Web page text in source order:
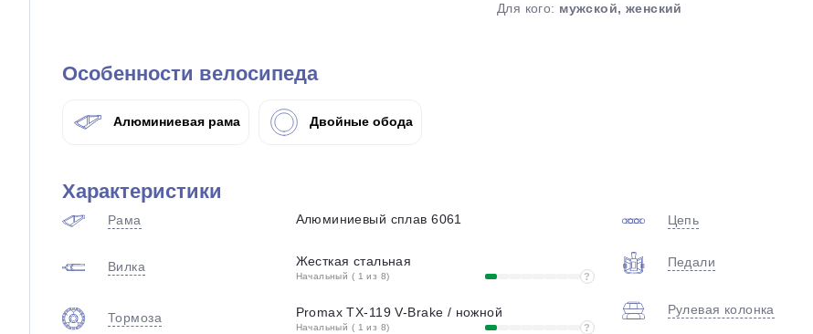
Для кого: мужской, женский
Особенности велосипеда
Алюминиевая рама Двойные обода
Характеристики
Рама Алюминиевый сплав 6061
Вилка Жесткая стальная
Начальный ( 1 из 8) ?
Тормоза Promax TX-119 V-Brake / ножной
Начальный ( 1 из 8) ?
Цепь
Педали
Рулевая колонка
Подробнееоб оплате Плайтом
plait.ru